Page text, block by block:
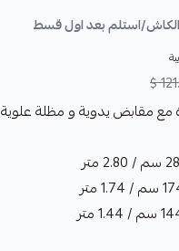
مع مقابض يدوية و مظلة علوية